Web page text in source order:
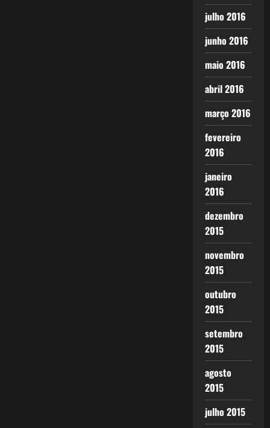
julho 2016
junho 2016
maio 2016
abril 2016
março 2016
fevereiro
2016
janeiro
2016
dezembro
2015
novembro
2015
outubro
2015
setembro
2015
agosto
2015
julho 2015